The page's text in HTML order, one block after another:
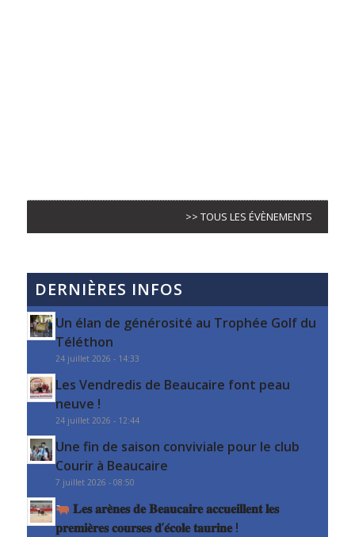
>> TOUS LES ÉVÈNEMENTS
DERNIÈRES INFOS
Un élan de générosité au Trophée Golf du
Téléthon
24 juillet 2026 - 14:33
Les Vendredis de Beaucaire font peau
neuve !
24 juillet 2026 - 12:44
Une fin de saison conviviale pour le club
Courir à Beaucaire
7 juillet 2026 - 08:50
𝐋𝐞𝐬 𝐚𝐫𝐞̀𝐧𝐞𝐬 𝐝𝐞 𝐁𝐞𝐚𝐮𝐜𝐚𝐢𝐫𝐞 𝐚𝐜𝐜𝐮𝐞𝐢𝐥𝐥𝐞𝐧𝐭 𝐥𝐞𝐬
𝐩𝐫𝐞𝐦𝐢𝐞̀𝐫𝐞𝐬 𝐜𝐨𝐮𝐫𝐬𝐞𝐬 𝐝’𝐞́𝐜𝐨𝐥𝐞 𝐭𝐚𝐮𝐫𝐢𝐧𝐞 !